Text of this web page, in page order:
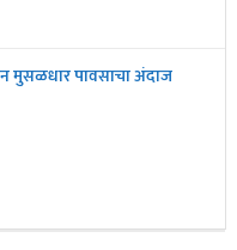
मुसळधार पावसाचा अंदाज